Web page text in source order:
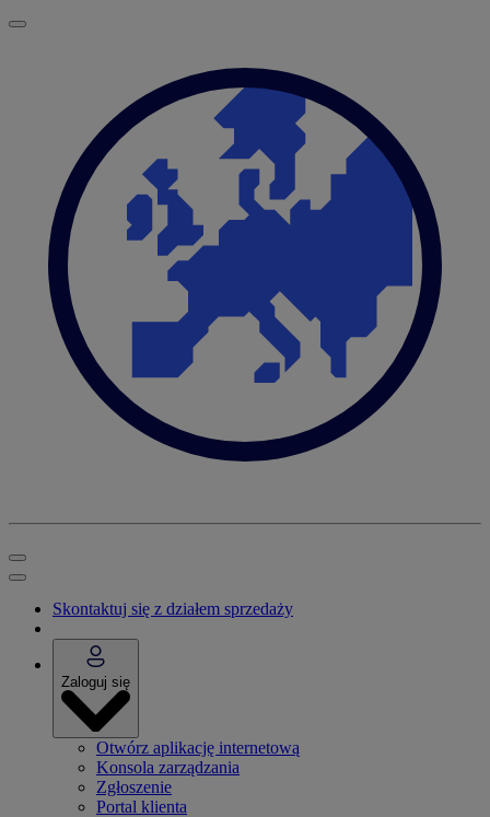
Skontaktuj się z działem sprzedaży
Zaloguj się
Otwórz aplikację internetową
Konsola zarządzania
Zgłoszenie
Portal klienta